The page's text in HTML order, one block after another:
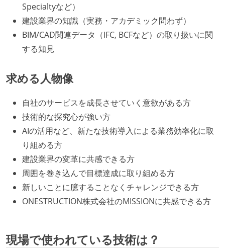
Specialtyなど）
建設業界の知識（実務・アカデミック問わず）
BIM/CAD関連データ（IFC, BCFなど）の取り扱いに関
する知見
求める人物像
自社のサービスを成長させていく意欲がある方
技術的な探究心が強い方
AIの活用など、新たな技術導入による業務効率化に取
り組める方
建設業界の変革に共感できる方
周囲を巻き込んで目標達成に取り組める方
新しいことに臆することなくチャレンジできる方
ONESTRUCTION株式会社のMISSIONに共感できる方
現場で使われている技術は？